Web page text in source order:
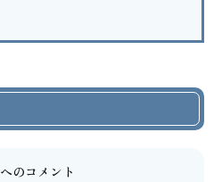
へのコメント